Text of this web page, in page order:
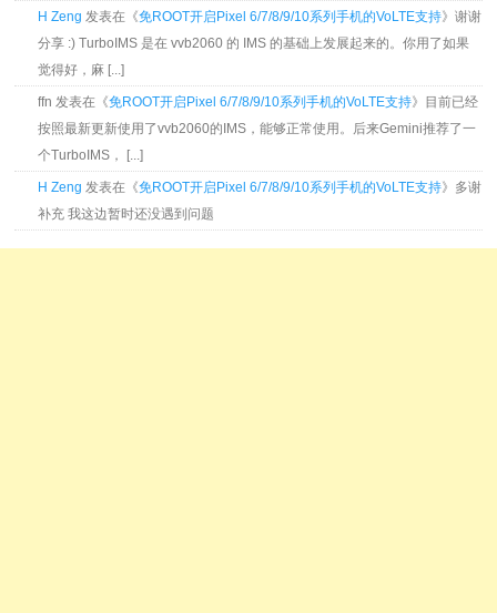
H Zeng 发表在《免ROOT开启Pixel 6/7/8/9/10系列手机的VoLTE支持》谢谢
分享 :) TurboIMS 是在 vvb2060 的 IMS 的基础上发展起来的。你用了如果
觉得好，麻 [...]
ffn 发表在《免ROOT开启Pixel 6/7/8/9/10系列手机的VoLTE支持》目前已经
按照最新更新使用了vvb2060的IMS，能够正常使用。后来Gemini推荐了一
个TurboIMS， [...]
H Zeng 发表在《免ROOT开启Pixel 6/7/8/9/10系列手机的VoLTE支持》多谢
补充 我这边暂时还没遇到问题